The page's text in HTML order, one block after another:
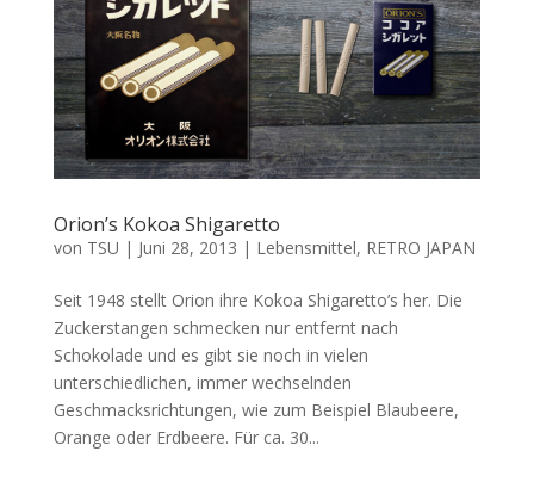
Orion’s Kokoa Shigaretto
von TSU | Juni 28, 2013 | Lebensmittel, RETRO JAPAN
Seit 1948 stellt Orion ihre Kokoa Shigaretto’s her. Die
Zuckerstangen schmecken nur entfernt nach
Schokolade und es gibt sie noch in vielen
unterschiedlichen, immer wechselnden
Geschmacksrichtungen, wie zum Beispiel Blaubeere,
Orange oder Erdbeere. Für ca. 30...